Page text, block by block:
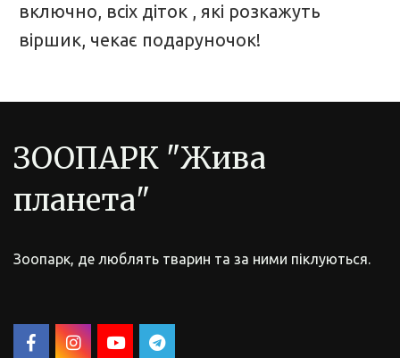
включно, всіх діток , які розкажуть
віршик, чекає подаруночок!
ЗООПАРК "Жива
планета"
Зоопарк, де люблять тварин та за ними піклуються.